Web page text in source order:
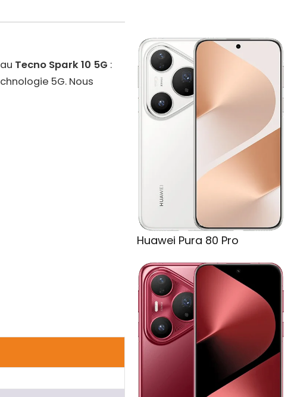
Tecno Spark 10 5G :
5G. Nous
Huawei Pura 80 Pro